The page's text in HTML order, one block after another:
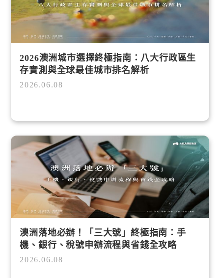
2026澳洲城市選擇終極指南：八大行政區生
存實測與全球最佳城市排名解析
2026.06.08
澳洲落地必辦！「三大號」終極指南：手
機、銀行、稅號申辦流程與省錢全攻略
2026.06.08